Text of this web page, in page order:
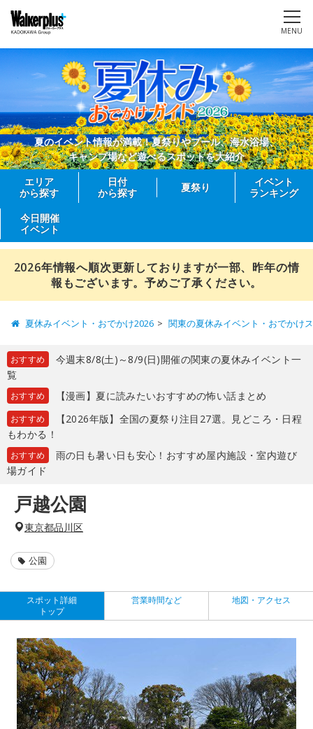
MENU
夏のイベント情報が満載！夏祭りやプール、海水浴場、
キャンプ場など遊べるスポットを大紹介
エリア
から探す
日付
から探す
夏祭り
イベント
ランキング
今日開催
イベント
2026年情報へ順次更新しておりますが一部、昨年の情
報もございます。予めご了承ください。
夏休みイベント・おでかけ2026 関東の夏休みイベント・おでかけ
おすすめ
今週末8/8(土)～8/9(日)開催の関東の夏休みイベント一
覧
おすすめ 【漫画】夏に読みたいおすすめの怖い話まとめ
おすすめ
【2026年版】全国の夏祭り注目27選。見どころ・日程
もわかる！
おすすめ
雨の日も暑い日も安心！おすすめ屋内施設・室内遊び
場ガイド
戸越公園
東京都品川区
公園
スポット詳細
トップ
営業時間など 地図・アクセス